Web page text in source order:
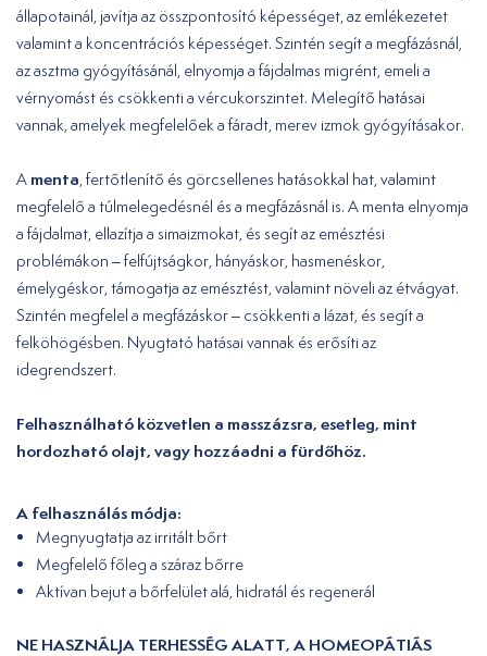
állapotainál, javítja az összpontosító képességet, az emlékezetet
valamint a koncentrációs képességet. Szintén segít a megfázásnál,
az asztma gyógyításánál, elnyomja a fájdalmas migrént, emeli a
vérnyomást és csökkenti a vércukorszintet. Melegítő hatásai
vannak, amelyek megfelelőek a fáradt, merev izmok gyógyításakor.
A menta , fertőtlenítő és görcsellenes hatásokkal hat, valamint
megfelelő a túlmelegedésnél és a megfázásnál is. A menta elnyomja
a fájdalmat, ellazítja a simaizmokat, és segít az emésztési
problémákon – felfújtságkor, hányáskor, hasmenéskor,
émelygéskor, támogatja az emésztést, valamint növeli az étvágyat.
Szintén megfelel a megfázáskor – csökkenti a lázat, és segít a
felköhögésben. Nyugtató hatásai vannak és erősíti az
idegrendszert.
Felhasználható közvetlen a masszázsra, esetleg, mint
hordozható olajt, vagy hozzáadni a fürdőhöz.
A felhasználás módja:
Megnyugtatja az irritált bőrt
Megfelelő főleg a száraz bőrre
Aktívan bejut a bőrfelület alá, hidratál és regenerál
NE HASZNÁLJA TERHESSÉG ALATT, A HOMEOPÁTIÁS